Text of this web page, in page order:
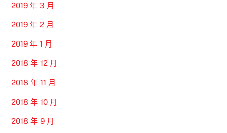
2019 年 3 月
2019 年 2 月
2019 年 1 月
2018 年 12 月
2018 年 11 月
2018 年 10 月
2018 年 9 月